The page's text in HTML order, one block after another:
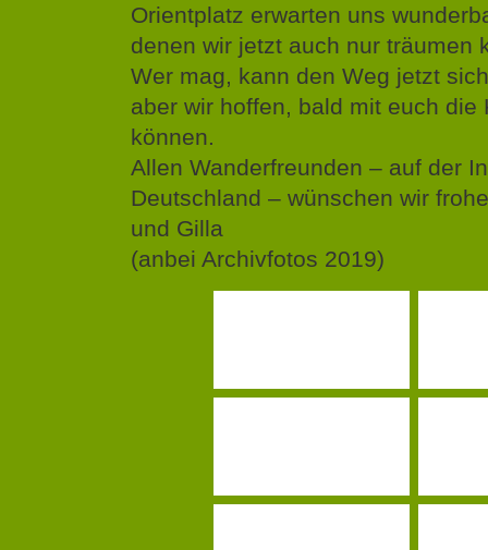
Orientplatz erwarten uns
denen wir jetzt auch nur träumen
Wer mag, kann den Weg jetzt
aber wir hoffen, bald mit euch die
können.
Allen Wanderfreunden – auf der
Deutschland – wünschen wir
und Gilla
(anbei Archivfotos 2019)